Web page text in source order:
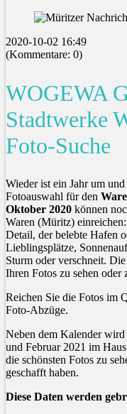
2020-10-02 16:49
(Kommentare: 0)
WOGEWA
Stadtwerke
Foto-Suche
Wieder ist ein Jahr um
Fotoauswahl für den
Oktober 2020 können
Waren (Müritz)
Detail, der belebte Hafen
Lieblingsplätze,
Sturm oder verschneit.
Ihren Fotos zu sehen oder
Reichen Sie die Fotos im
Foto-Abzüge.
Neben dem Kalender wird
und Februar 2021 im
die schönsten Fotos zu
geschafft haben.
Diese Daten werden